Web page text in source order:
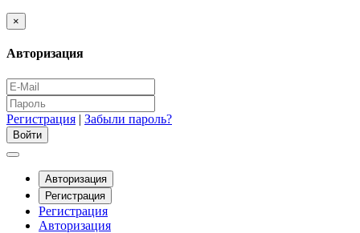
×
Авторизация
Регистрация | Забыли пароль?
Авторизация
Регистрация
Регистрация
Авторизация